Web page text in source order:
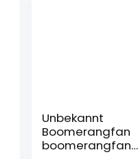
Unbekannt
Boomerangfan
boomerangfanr